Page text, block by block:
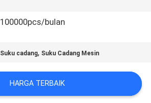
100000pcs/bulan
Suku cadang, Suku Cadang Mesin
HARGA TERBAIK